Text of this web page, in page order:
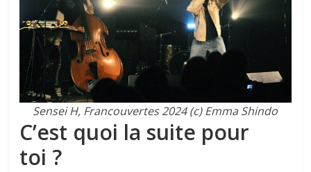
Sensei H, Francouvertes 2024 (c) Emma Shindo
C’est quoi la suite pour
toi ?